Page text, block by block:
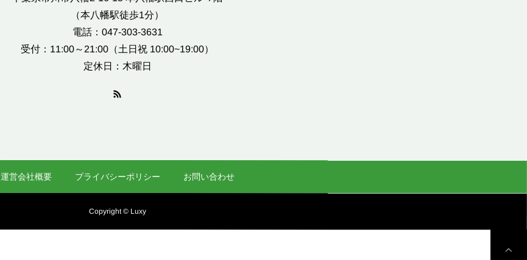
（本八幡駅徒歩1分）
電話：047-303-3631
受付：11:00～21:00（土日祝 10:00~19:00）
定休日：木曜日
運営会社概要 プライバシーポリシー お問い合わせ
Copyright © Luxy